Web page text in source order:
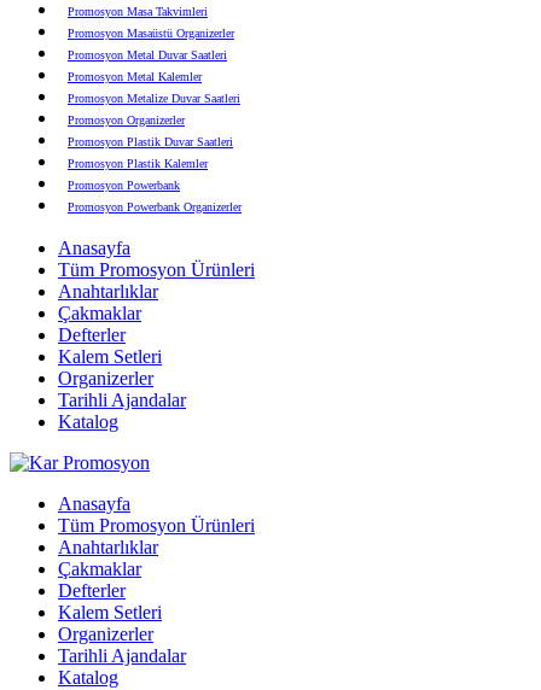
Promosyon Masa Takvimleri
Promosyon Masaüstü Organizerler
Promosyon Metal Duvar Saatleri
Promosyon Metal Kalemler
Promosyon Metalize Duvar Saatleri
Promosyon Organizerler
Promosyon Plastik Duvar Saatleri
Promosyon Plastik Kalemler
Promosyon Powerbank
Promosyon Powerbank Organizerler
Promosyon Şapka
Promosyon Sekreter Bloknotlar
Promosyon Seramik ve Porselen Ürünler
Promosyon Speakerlar
Promosyon Tarihli Ajandalar
Promosyon Teknoloji Ürünleri
Promosyon Telefon Standları
Promosyon Termoslar
Promosyon Tişörtler
Anasayfa
Tüm Promosyon Ürünleri
Anahtarlıklar
Çakmaklar
Defterler
Kalem Setleri
Organizerler
Tarihli Ajandalar
Katalog
Anasayfa
Tüm Promosyon Ürünleri
Anahtarlıklar
Çakmaklar
Defterler
Kalem Setleri
Organizerler
Tarihli Ajandalar
Katalog